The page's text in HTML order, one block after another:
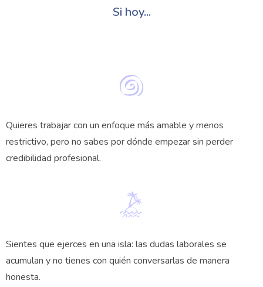
Si hoy...
Quieres trabajar con un enfoque más amable y menos
restrictivo, pero no sabes por dónde empezar sin perder
credibilidad profesional.
Sientes que ejerces en una isla: las dudas laborales se
acumulan y no tienes con quién conversarlas de manera
honesta.